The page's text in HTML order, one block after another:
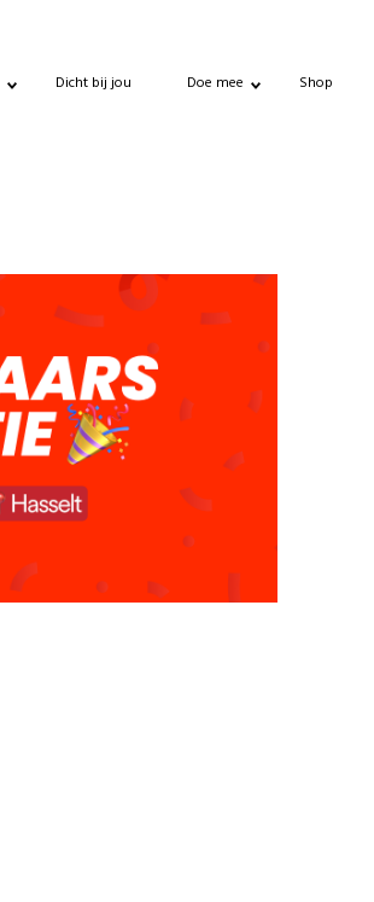
Dicht bij jou Doe mee Shop